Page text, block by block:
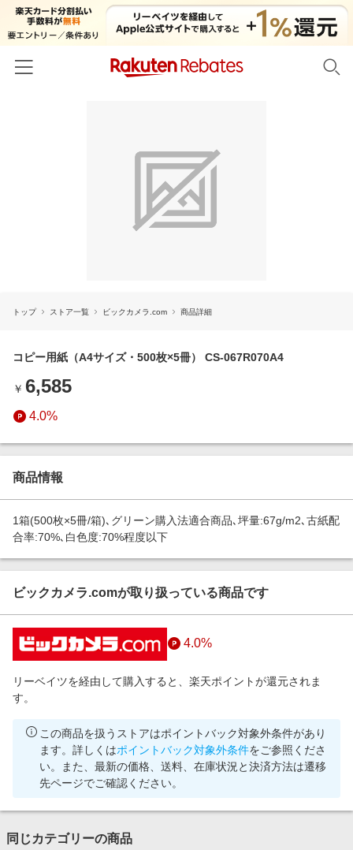
ファッション・インナー・小物
キッズ・ベビー用品
エンタメ
スポーツ・アウトドア・ゴルフ
インテリア・寝具
ペット・花・DIY・車
金融・マネー・保険
デジタルコンテンツ
ビジネス・その他サービス
電子書籍特集
旅行特集
わくわく夏特集
とことん買い物チャレンジ
Apple公式サイト×楽天カード分割払い
Qoo10メガポ
Samsung ボーナスキャンペーン
トップ ストア一覧 ビックカメラ.com 商品詳細
コピー用紙（A4サイズ・500枚×5冊） CS-067R070A4
￥ 6,585
4.0%
商品情報
1箱(500枚×5冊/箱)､グリーン購入法適合商品､坪量:67g/m2､古紙配
合率:70%､白色度:70%程度以下
ビックカメラ.comが取り扱っている商品です
4.0%
リーベイツを経由して購入すると、楽天ポイントが還元されま
す。
この商品を扱うストアはポイントバック対象外条件があり
ます。詳しくはポイントバック対象外条件をご参照くださ
い。また、最新の価格、送料、在庫状況と決済方法は遷移
先ページでご確認ください。
同じカテゴリーの商品